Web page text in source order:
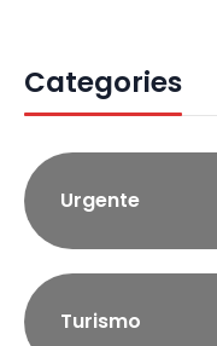
Categories
Urgente
Turismo